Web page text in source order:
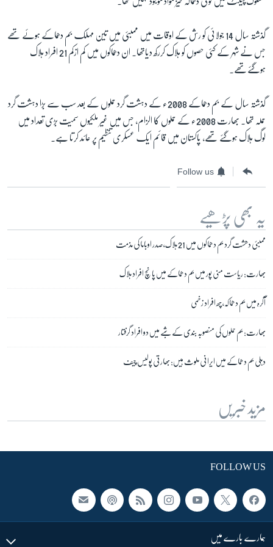
زبان
گذشتہ سال 14 جولائی کو رش کے اوقات میں ممبئی میں تین مہلک بم دھماکے ہوئے تھے
جس نے شہر کے کئی حصوں کو ہلاک کررکھ دیاتھا۔ ان دھماکوں میں کم ازکم 21 افراد ہلاک
ہوگئےتھے۔
گذشتہ سال کے بم دھماکے 2008ء کے دہشت گرد حملوں کے بعد سب سے بڑا دہشت گرد
حملہ تھا۔ بھارت 2008ء کے حملوں کا الزام، جس میں غیر ملکیوں سمیت بڑی تعداد میں
لوگ ہلاک ہوگئے تھے، پاکستان میں قائم ایک عسکری تنظیم پر عائد کرتا ہے۔
Follow us
یہ بھی پڑھیے
ممبئی دھشت گرد بم دھماکوں میں 21 ہلاک، صدر اوباما کی مذمت
بھارت: ریاست منی پور میں بم دھماکے میں پانچ افراد ہلاک
آگرہ میں بم دھماکہ، چھ افراد زخمی
بھارت: بم حملوں کی منصوبہ بندی کے شبے میں دو افراد گرفتار
دہلی بم دھماکے میں ایرانی ملوث ہیں: بھارتی پولیس چیف
مزید خبریں
FOLLOW US
ہمارے بارے میں